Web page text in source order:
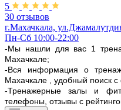
5
30 отзывов
г.Махачкала,
Пн-Сб 10:00-22:00
-Мы нашли для вас 1
Махачкале;
-Вся информация о
Махачкале , удобный поиск
-Тренажерные залы и
телефоны, отзывы с